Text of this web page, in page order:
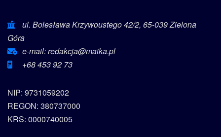
ul. Bolesława Krzywoustego 42/2, 65-039 Zielona
Góra
e-mail: redakcja@maika.pl
+68 453 92 73
NIP: 9731059202
REGON: 380737000
KRS: 0000740005